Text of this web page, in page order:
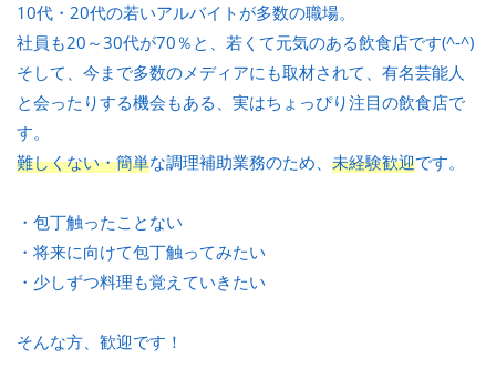
10代・20代の若いアルバイトが多数の職場。
社員も20～30代が70％と、若くて元気のある飲食店です(^-^)
そして、今まで多数のメディアにも取材されて、有名芸能人
と会ったりする機会もある、実はちょっぴり注目の飲食店で
す。
難しくない・簡単な調理補助業務のため、 未経験歓迎です。
・包丁触ったことない
・将来に向けて包丁触ってみたい
・少しずつ料理も覚えていきたい
そんな方、歓迎です！